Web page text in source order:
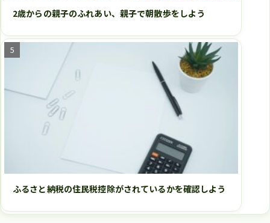
2歳からの親子のふれあい、親子で朝散歩をしよう
ふるさと納税の住民税控除がされているかを確認しよう